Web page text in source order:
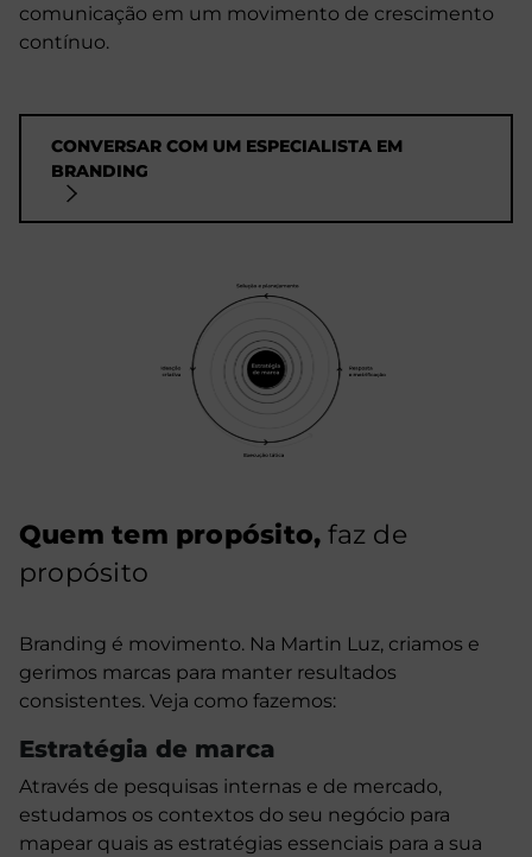
comunicação em um movimento de crescimento
contínuo.
CONVERSAR COM UM ESPECIALISTA EM
BRANDING
Quem tem propósito, faz de
propósito
Branding é movimento. Na Martin Luz, criamos e
gerimos marcas para manter resultados
consistentes. Veja como fazemos:
Estratégia de marca
Através de pesquisas internas e de mercado,
estudamos os contextos do seu negócio para
mapear quais as estratégias essenciais para a sua